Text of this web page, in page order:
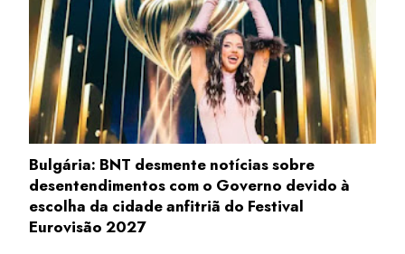
Bulgária: BNT desmente notícias sobre
desentendimentos com o Governo devido à
escolha da cidade anfitriã do Festival
Eurovisão 2027